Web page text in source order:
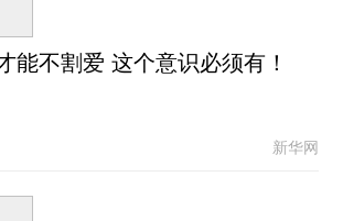
能不割爱 这个意识必须有！
新华网